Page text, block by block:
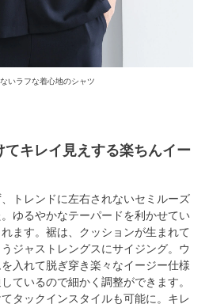
いラフな着心地のシャツ
キレイ見えする楽ちんイー
トレンドに左右されないセミルーズ
ゆるやかなテーパードを利かせてい
ます。裾は、クッションが生まれて
ジャストレングスにサイジング。ウ
入れて脱ぎ穿き楽々なイージー仕様
ているので細かく調整ができます。
タックインスタイルも可能に。キレ